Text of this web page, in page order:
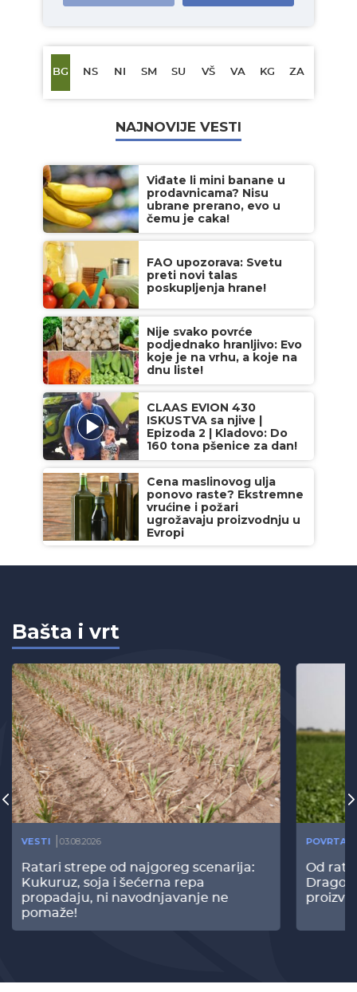
BG NS NI SM SU VŠ VA KG ZA
NAJNOVIJE VESTI
Viđate li mini banane u
prodavnicama? Nisu
ubrane prerano, evo u
čemu je caka!
FAO upozorava: Svetu
preti novi talas
poskupljenja hrane!
Nije svako povrće
podjednako hranljivo: Evo
koje je na vrhu, a koje na
dnu liste!
CLAAS EVION 430
ISKUSTVA sa njive |
Epizoda 2 | Kladovo: Do
160 tona pšenice za dan!
Cena maslinovog ulja
ponovo raste? Ekstremne
vrućine i požari
ugrožavaju proizvodnju u
Evropi
Bašta i vrt
VESTI 03.08.2026
Ratari strepe od najgoreg scenarija:
Kukuruz, soja i šećerna repa
propadaju, ni navodnjavanje ne
pomaže!
Od